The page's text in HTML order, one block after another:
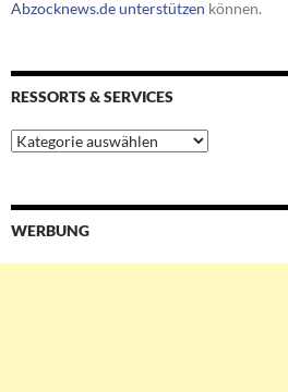
Abzocknews.de unterstützen können.
RESSORTS & SERVICES
Ressorts
&
WERBUNG